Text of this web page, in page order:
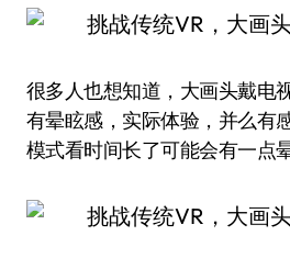
很多人也想知道，大画头戴电
有晕眩感，实际体验，并么有
模式看时间长了可能会有一点晕